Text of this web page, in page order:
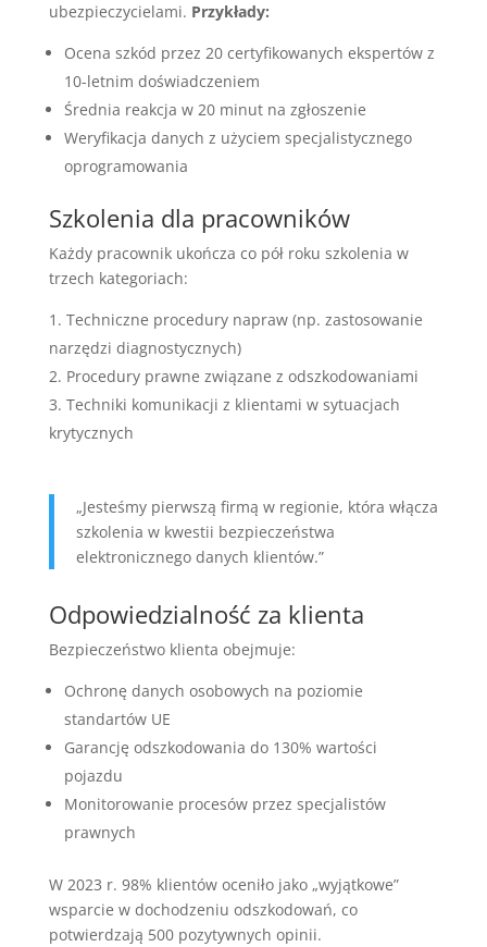
ubezpieczycielami. Przykłady:
Ocena szkód przez 20 certyfikowanych ekspertów z
10-letnim doświadczeniem
Średnia reakcja w 20 minut na zgłoszenie
Weryfikacja danych z użyciem specjalistycznego
oprogramowania
Szkolenia dla pracowników
Każdy pracownik ukończa co pół roku szkolenia w
trzech kategoriach:
Techniczne procedury napraw (np. zastosowanie
narzędzi diagnostycznych)
Procedury prawne związane z odszkodowaniami
Techniki komunikacji z klientami w sytuacjach
krytycznych
„Jesteśmy pierwszą firmą w regionie, która włącza
szkolenia w kwestii bezpieczeństwa
elektronicznego danych klientów.”
Odpowiedzialność za klienta
Bezpieczeństwo klienta obejmuje:
Ochronę danych osobowych na poziomie
standartów UE
Garancję odszkodowania do 130% wartości
pojazdu
Monitorowanie procesów przez specjalistów
prawnych
W 2023 r. 98% klientów oceniło jako „wyjątkowe”
wsparcie w dochodzeniu odszkodowań, co
potwierdzają 500 pozytywnych opinii.